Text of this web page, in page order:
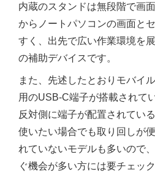
内蔵のスタンドは無段階で画
からノートパソコンの画面と
すく、出先で広い作業環境を
の補助デバイスです。
また、先述したとおりモバイ
用のUSB-C端子が搭載されて
反対側に端子が配置されてい
使いたい場合でも取り回しが
れていないモデルも多いので
ぐ機会が多い方には要チェッ